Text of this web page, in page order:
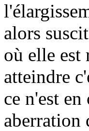
alors
où elle est
atteindre
ce n'est
aberration